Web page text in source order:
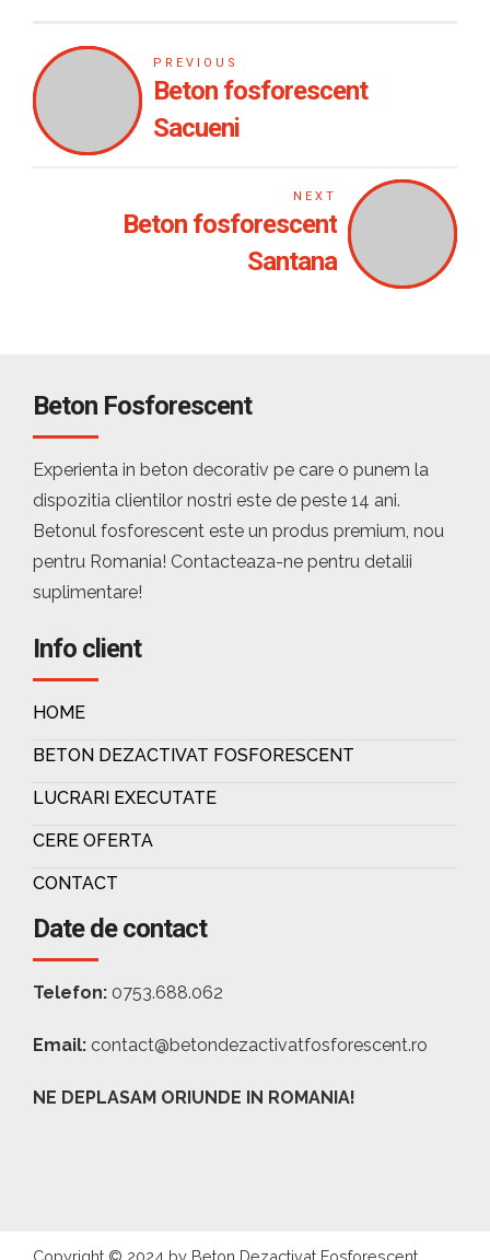
PREVIOUS
Beton fosforescent
Sacueni
NEXT
Beton fosforescent
Santana
Beton Fosforescent
Experienta in beton decorativ pe care o punem la
dispozitia clientilor nostri este de peste 14 ani.
Betonul fosforescent este un produs premium, nou
pentru Romania! Contacteaza-ne pentru detalii
suplimentare!
Info client
HOME
BETON DEZACTIVAT FOSFORESCENT
LUCRARI EXECUTATE
CERE OFERTA
CONTACT
Date de contact
Telefon: 0753.688.062
Email: contact@betondezactivatfosforescent.ro
NE DEPLASAM ORIUNDE IN ROMANIA!
Copyright © 2024 by Beton Dezactivat Fosforescent.